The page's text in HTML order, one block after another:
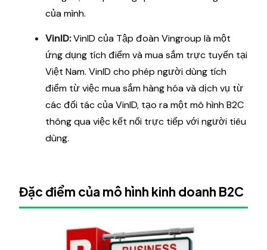
của mình.
VinID:VinID của Tập đoàn Vingroup là một
ứng dụng tích điểm và mua sắm trực tuyến tại
Việt Nam. VinID cho phép người dùng tích
điểm từ việc mua sắm hàng hóa và dịch vụ từ
các đối tác của VinID, tạo ra một mô hình B2C
thông qua việc kết nối trực tiếp với người tiêu
dùng.
Đặc điểm của mô hình kinh doanh B2C